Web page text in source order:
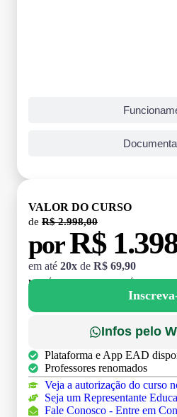
VALOR DO CURSO
de R$ 2.998,00
porR$
em até 20x de R$ 69,90
MATRÍCULA:
Infos pelo
Plataforma e App EAD
Professores renomados
Veja a autorização do curso
Seja um Representante
Fale Conosco - Entre em